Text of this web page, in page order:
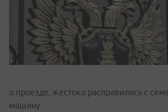
о проезде, жестоко расправились с
машину